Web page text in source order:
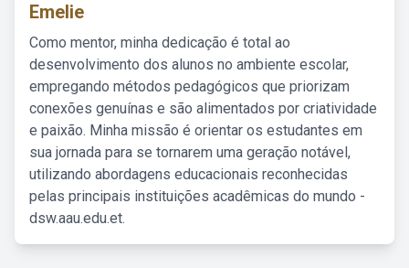
Emelie
Como mentor, minha dedicação é total ao
desenvolvimento dos alunos no ambiente escolar,
empregando métodos pedagógicos que priorizam
conexões genuínas e são alimentados por criatividade
e paixão. Minha missão é orientar os estudantes em
sua jornada para se tornarem uma geração notável,
utilizando abordagens educacionais reconhecidas
pelas principais instituições acadêmicas do mundo -
dsw.aau.edu.et.